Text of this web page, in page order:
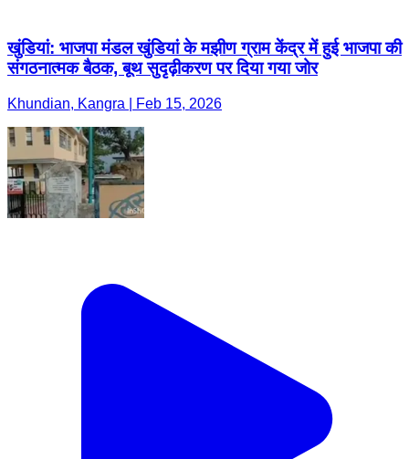
खुंडियां: भाजपा मंडल खुंडियां के मझीण ग्राम केंद्र में हुई भाजपा की
संगठनात्मक बैठक, बूथ सुदृढ़ीकरण पर दिया गया जोर
Khundian, Kangra | Feb 15, 2026